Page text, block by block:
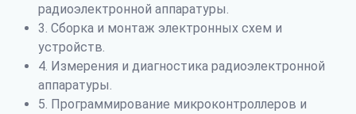
радиоэлектронной аппаратуры.
3. Сборка и монтаж электронных схем и
устройств.
4. Измерения и диагностика радиоэлектронной
аппаратуры.
5. Программирование микроконтроллеров и